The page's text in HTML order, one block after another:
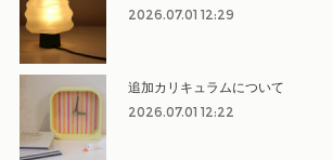
2026.07.01 12:29
追加カリキュラムについて
2026.07.01 12:22